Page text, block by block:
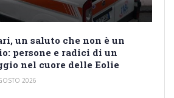
un saluto che non è un
persone e radici di un
nel cuore delle Eolie
2026